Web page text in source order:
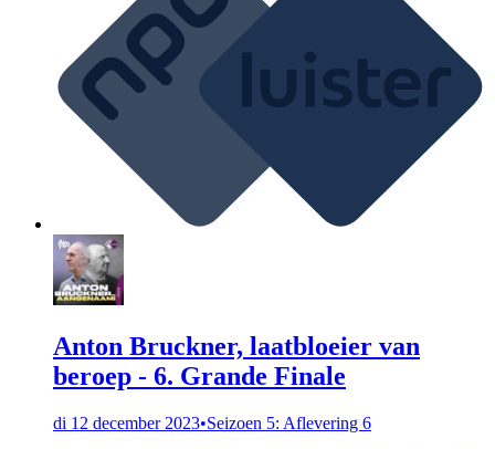
Anton Bruckner, laatbloeier van
beroep - 6. Grande Finale
di 12 december 2023•Seizoen 5: Aflevering 6